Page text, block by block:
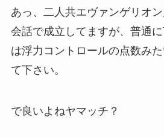
あっ、二人共エヴァンゲリオ
会話で成立してますが、普通
は浮力コントロールの点数み
て下さい。
で良いよねヤマッチ？